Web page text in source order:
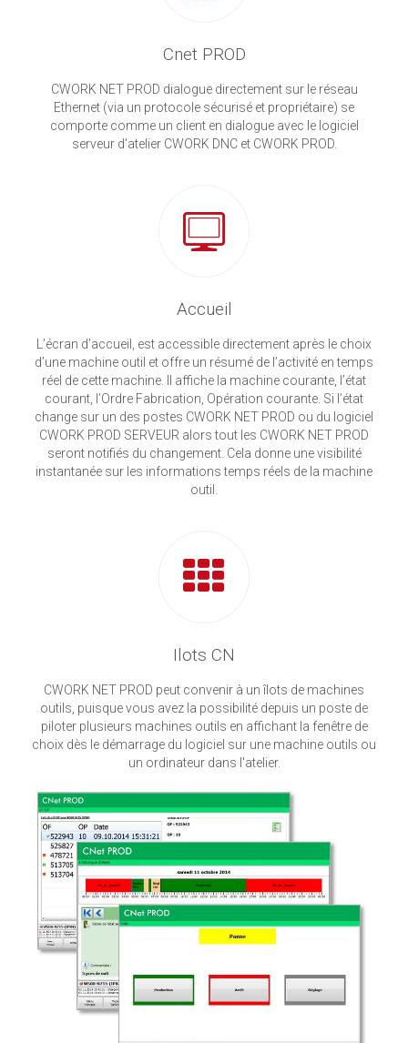
Cnet PROD
CWORK NET PROD dialogue directement sur le réseau
Ethernet (via un protocole sécurisé et propriétaire) se
comporte comme un client en dialogue avec le logiciel
serveur d'atelier CWORK DNC et CWORK PROD.
Accueil
L’écran d’accueil, est accessible directement après le choix
d’une machine outil et offre un résumé de l’activité en temps
réel de cette machine. Il affiche la machine courante, l’état
courant, l’Ordre Fabrication, Opération courante. Si l’état
change sur un des postes CWORK NET PROD ou du logiciel
CWORK PROD SERVEUR alors tout les CWORK NET PROD
seront notifiés du changement. Cela donne une visibilité
instantanée sur les informations temps réels de la machine
outil.
Ilots CN
CWORK NET PROD peut convenir à un îlots de machines
outils, puisque vous avez la possibilité depuis un poste de
piloter plusieurs machines outils en affichant la fenêtre de
choix dès le démarrage du logiciel sur une machine outils ou
un ordinateur dans l'atelier.